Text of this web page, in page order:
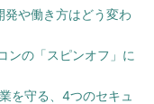
や働き方はどう変わ
ンの「スピンオフ」に
を守る、4つのセキュ